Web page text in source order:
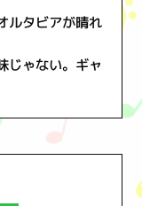
ルタビアが晴れ
じゃない。ギャ